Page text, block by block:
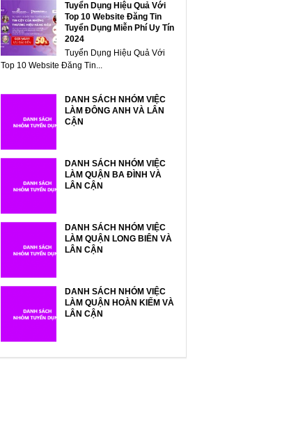
Tuyển Dụng Hiệu Quả Với
Top 10 Website Đăng Tin
Tuyển Dụng Miễn Phí Uy Tín
2024
Tuyển Dụng Hiệu Quả Với
Top 10 Website Đăng Tin...
DANH SÁCH NHÓM VIỆC
LÀM ĐÔNG ANH VÀ LÂN
CẬN
DANH SÁCH NHÓM VIỆC
LÀM QUẬN BA ĐÌNH VÀ
LÂN CẬN
DANH SÁCH NHÓM VIỆC
LÀM QUẬN LONG BIÊN VÀ
LÂN CẬN
DANH SÁCH NHÓM VIỆC
LÀM QUẬN HOÀN KIẾM VÀ
LÂN CẬN